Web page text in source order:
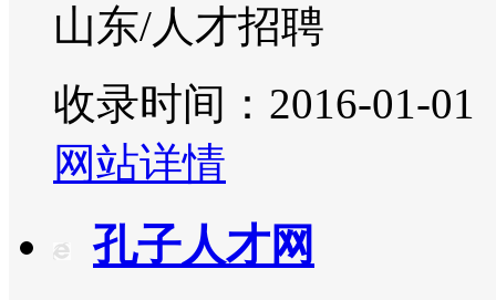
山东/人才招聘
收录时间：2016-01-01
网站详情
孔子人才网